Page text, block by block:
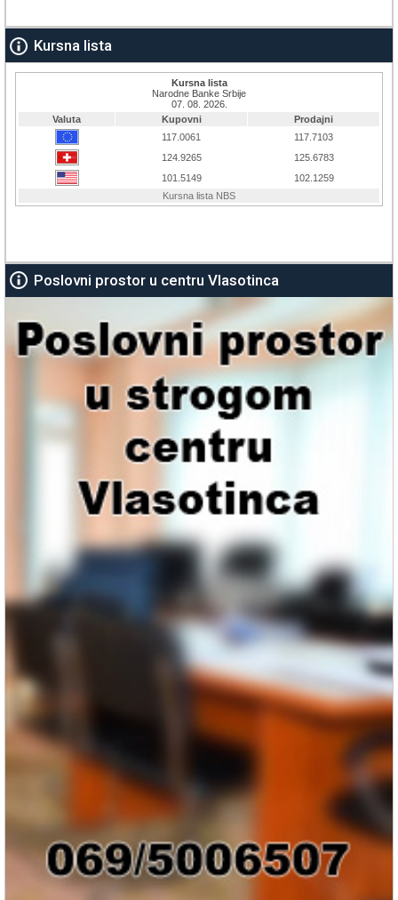
Kursna lista
Poslovni prostor u centru Vlasotinca